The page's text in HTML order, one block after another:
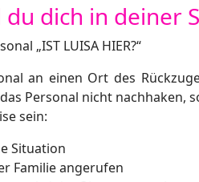
dich in deiner
„IST LUISA HIER?“
an einen Ort des
Personal nicht nachhaken,
sein:
Situation
Familie angerufen